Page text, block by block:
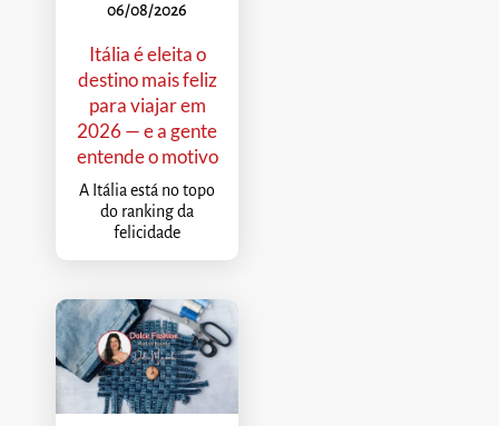
06/08/2026
Itália é eleita o
destino mais feliz
para viajar em
2026 — e a gente
entende o motivo
A Itália está no topo
do ranking da
felicidade